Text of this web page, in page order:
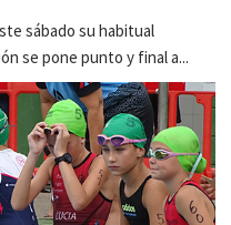
sábado su habitual
se pone punto y final a...